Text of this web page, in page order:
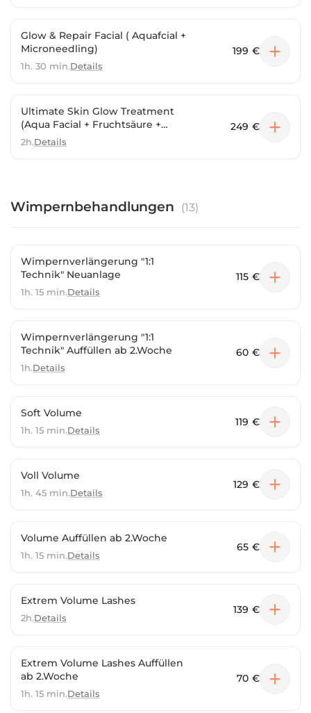
Glow & Repair Facial ( Aquafcial +
Microneedling)
1h. 30 min.Details
199 €
Ultimate Skin Glow Treatment
(Aqua Facial + Fruchtsäure +
Microneedling)
2h.Details
249 €
Wimpernbehandlungen (13)
Wimpernverlängerung "1:1
Technik" Neuanlage
1h. 15 min.Details
115 €
Wimpernverlängerung "1:1
Technik" Auffüllen ab 2.Woche
1h.Details
60 €
Soft Volume
1h. 15 min.Details
119 €
Voll Volume
1h. 45 min.Details
129 €
Volume Auffüllen ab 2.Woche
1h. 15 min.Details
65 €
Extrem Volume Lashes
2h.Details
139 €
Extrem Volume Lashes Auffüllen
ab 2.Woche
1h. 15 min.Details
70 €